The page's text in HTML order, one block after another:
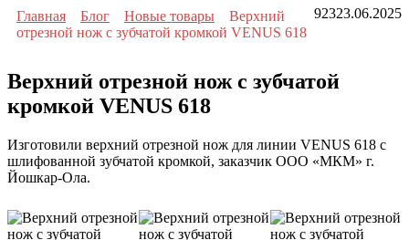
Главная Блог Новые товары
Верхний
отрезной нож с зубчатой кромкой VENUS 618
92323.06.2025
Верхний отрезной нож с зубчатой
кромкой VENUS 618
Изготовили верхний отрезной нож для линии VENUS 618 c
шлифованной зубчатой кромкой, заказчик ООО «МКМ» г.
Йошкар-Ола.